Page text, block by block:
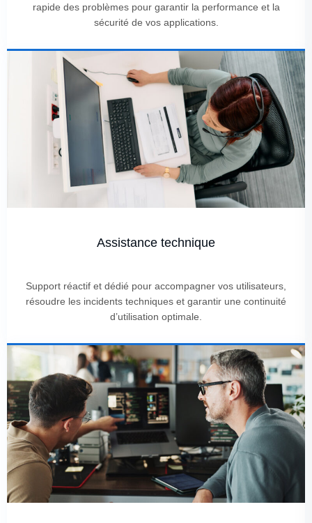
rapide des problèmes pour garantir la performance et la
sécurité de vos applications.
Assistance technique
Support réactif et dédié pour accompagner vos utilisateurs,
résoudre les incidents techniques et garantir une continuité
d’utilisation optimale.